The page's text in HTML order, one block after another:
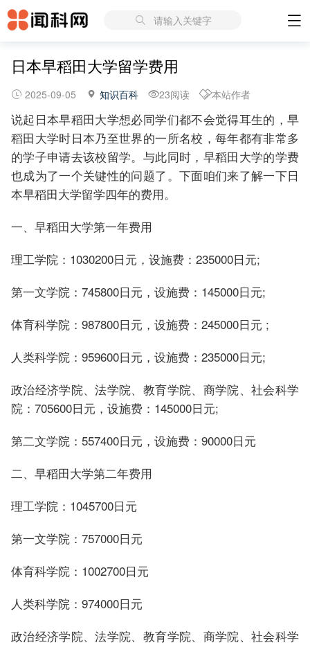
请输入关键字
日本早稻田大学留学费用
2025-09-05 知识百科 23阅读 本站作者
说起日本早稻田大学想必同学们都不会觉得耳生的，早
稻田大学时日本乃至世界的一所名校，每年都有非常多
的学子申请去该校留学。与此同时，早稻田大学的学费
也成为了一个关键性的问题了。下面咱们来了解一下日
本早稻田大学留学四年的费用。
一、早稻田大学第一年费用
理工学院：1030200日元，设施费：235000日元;
第一文学院：745800日元，设施费：145000日元;
体育科学院：987800日元，设施费：245000日元 ;
人类科学院：959600日元，设施费：235000日元;
政治经济学院、法学院、教育学院、商学院、社会科学
院：705600日元，设施费：145000日元;
第二文学院：557400日元，设施费：90000日元
二、早稻田大学第二年费用
理工学院：1045700日元
第一文学院：757000日元
体育科学院：1002700日元
人类科学院：974000日元
政治经济学院、法学院、教育学院、商学院、社会科学